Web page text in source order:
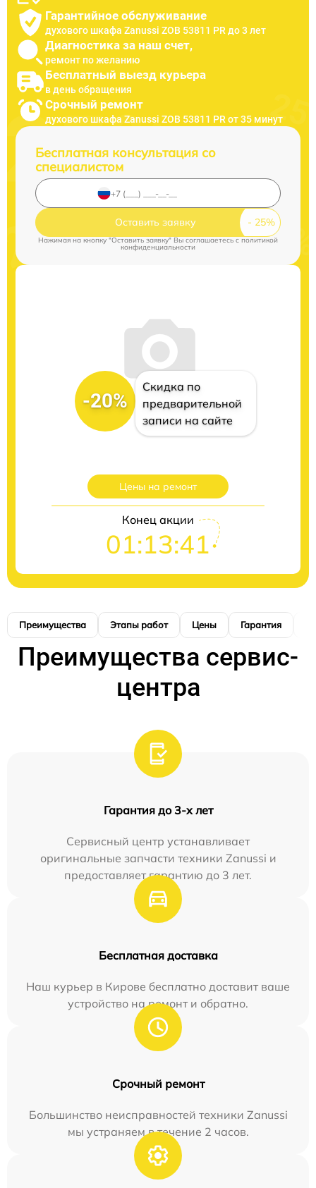
Гарантийное обслуживание
духового шкафа Zanussi ZOB 53811 PR до 3 лет
Диагностика за наш счет,
ремонт по желанию
Бесплатный выезд курьера
в день обращения
Срочный ремонт
духового шкафа Zanussi ZOB 53811 PR от 35 минут
Бесплатная консультация со
специалистом
Оставить заявку
Нажимая на кнопку "Оставить заявку" Вы соглашаетесь cполитикой
конфиденциальности
-20%
Скидка по
предварительной
записи на сайте
Цены на ремонт
Конец акции
01:13:40
Преимущества Этапы работ Цены Гарантия
Преимущества сервис-
центра
Гарантия до 3-х лет
Сервисный центр устанавливает
оригинальные запчасти техники Zanussi и
предоставляет гарантию до 3 лет.
Бесплатная доставка
Наш курьер в Кирове бесплатно доставит ваше
устройство на ремонт и обратно.
Срочный ремонт
Большинство неисправностей техники Zanussi
мы устраняем в течение 2 часов.